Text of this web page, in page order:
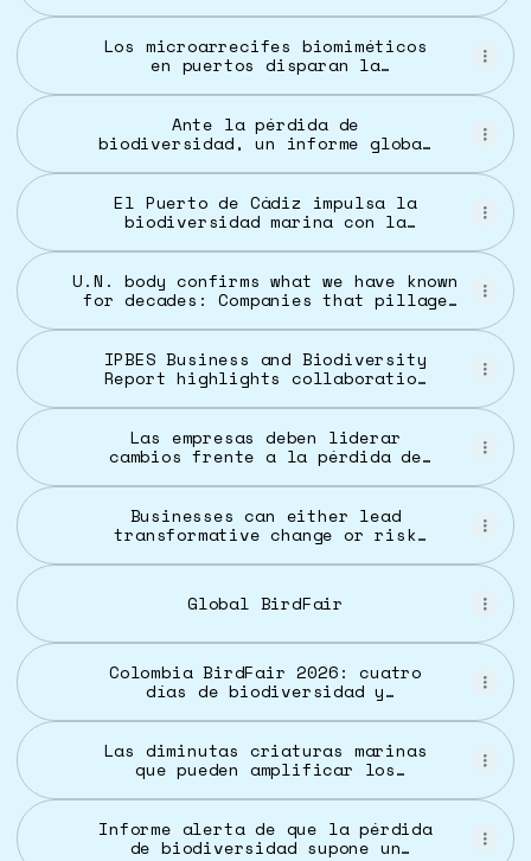
Los microarrecifes biomiméticos
en puertos disparan la
Ante la pérdida de
biodiversidad, un informe global
también en el largo plazo
El Puerto de Cádiz impulsa la
biodiversidad marina con la
ecológicas
U.N. body confirms what we have known
for decades: Companies that pillage
IPBES Business and Biodiversity
Report highlights collaboration
global goals for nature - News |
IUCN
Las empresas deben liderar
cambios frente a la pérdida de
desaparecer
Businesses can either lead
transformative change or risk
Global BirdFair
Colombia BirdFair 2026: cuatro
días de biodiversidad y
Noticias
Las diminutas criaturas marinas
que pueden amplificar los
los océanos
Informe alerta de que la pérdida
de biodiversidad supone un